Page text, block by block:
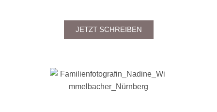
JETZT SCHREIBEN